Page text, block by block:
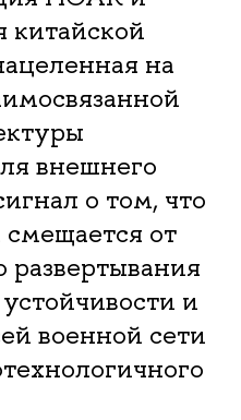
китайской
на
внешнего
о том, что
от
развертывания
и
военной сети